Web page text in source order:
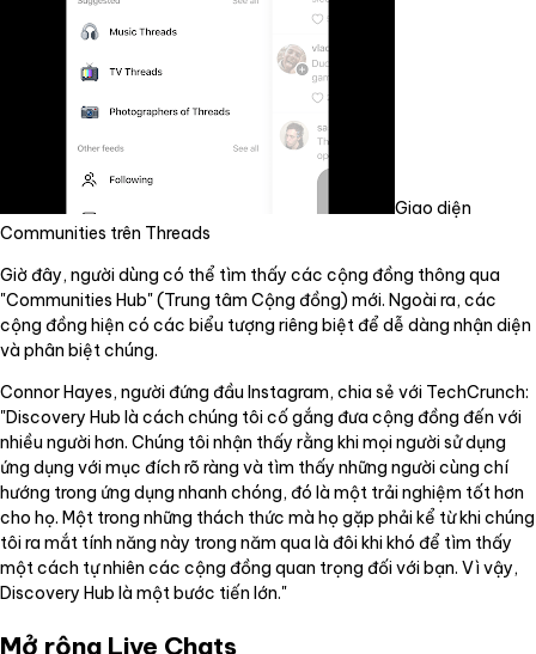
Giao diện
Communities trên Threads
Giờ đây, người dùng có thể tìm thấy các cộng đồng thông qua
"Communities Hub" (Trung tâm Cộng đồng) mới. Ngoài ra, các
cộng đồng hiện có các biểu tượng riêng biệt để dễ dàng nhận diện
và phân biệt chúng.
Connor Hayes, người đứng đầu Instagram, chia sẻ với TechCrunch:
"Discovery Hub là cách chúng tôi cố gắng đưa cộng đồng đến với
nhiều người hơn. Chúng tôi nhận thấy rằng khi mọi người sử dụng
ứng dụng với mục đích rõ ràng và tìm thấy những người cùng chí
hướng trong ứng dụng nhanh chóng, đó là một trải nghiệm tốt hơn
cho họ. Một trong những thách thức mà họ gặp phải kể từ khi chúng
tôi ra mắt tính năng này trong năm qua là đôi khi khó để tìm thấy
một cách tự nhiên các cộng đồng quan trọng đối với bạn. Vì vậy,
Discovery Hub là một bước tiến lớn."
Mở rộng Live Chats